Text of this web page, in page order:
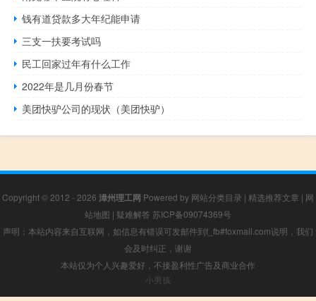
钱有道贷款多大年纪能申请
三支一扶要考试吗
民工回家过年有什么工作
2022年是几月份春节
美团快驴公司的现状（美团快驴）
Copyright © 2012 - 2026 漳州理工网 Powered by 网站分类目录 | 精选推荐文章 | 网
站地图 | 疑难解答 苏ICP备09074369号
声明：本站内容来自互联网，如信息有错误可发邮件到f_fb#foxmail.com说明，我们
会及时纠正，谢谢
本站仅为个人兴趣爱好，不接盈利性广告及商业合作
小男孩